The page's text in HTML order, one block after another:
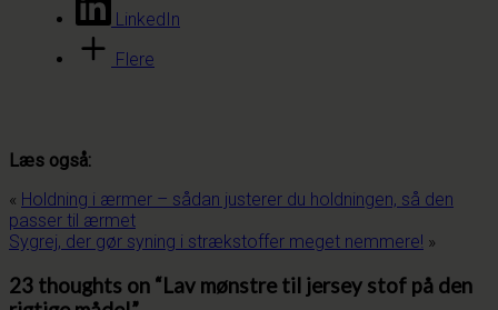
LinkedIn
Flere
Læs også:
« Holdning i ærmer – sådan justerer du holdningen, så den
passer til ærmet
Sygrej, der gør syning i strækstoffer meget nemmere! »
23 thoughts on “Lav mønstre til jersey stof på den